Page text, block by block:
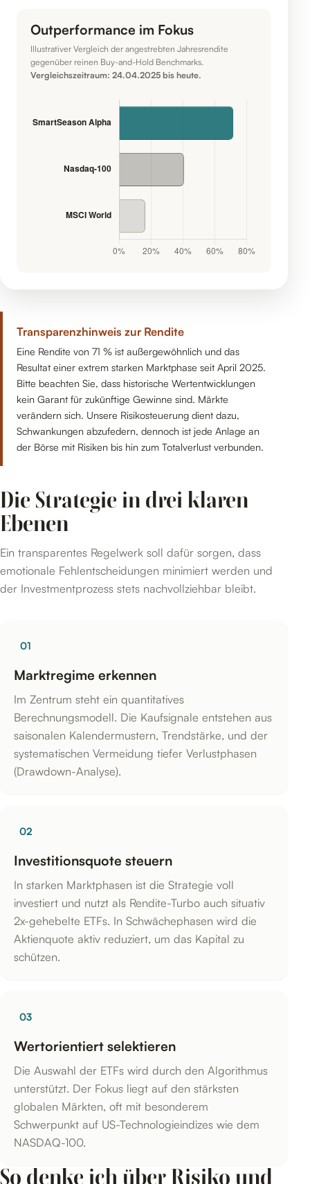
Outperformance im Fokus
Illustrativer Vergleich der angestrebten Jahresrendite
gegenüber reinen Buy-and-Hold Benchmarks.
Vergleichszeitraum: 24.04.2025 bis heute.
Transparenzhinweis zur Rendite
Eine Rendite von 71 % ist außergewöhnlich und das
Resultat einer extrem starken Marktphase seit April 2025.
Bitte beachten Sie, dass historische Wertentwicklungen
kein Garant für zukünftige Gewinne sind. Märkte
verändern sich. Unsere Risikosteuerung dient dazu,
Schwankungen abzufedern, dennoch ist jede Anlage an
der Börse mit Risiken bis hin zum Totalverlust verbunden.
Die Strategie in drei klaren
Ebenen
Ein transparentes Regelwerk soll dafür sorgen, dass
emotionale Fehlentscheidungen minimiert werden und
der Investmentprozess stets nachvollziehbar bleibt.
01
Marktregime erkennen
Im Zentrum steht ein quantitatives
Berechnungsmodell. Die Kaufsignale entstehen aus
saisonalen Kalendermustern, Trendstärke, und der
systematischen Vermeidung tiefer Verlustphasen
(Drawdown-Analyse).
02
Investitionsquote steuern
In starken Marktphasen ist die Strategie voll
investiert und nutzt als Rendite-Turbo auch situativ
2x-gehebelte ETFs. In Schwächephasen wird die
Aktienquote aktiv reduziert, um das Kapital zu
schützen.
03
Wertorientiert selektieren
Die Auswahl der ETFs wird durch den Algorithmus
unterstützt. Der Fokus liegt auf den stärksten
globalen Märkten, oft mit besonderem
Schwerpunkt auf US-Technologieindizes wie dem
NASDAQ-100.
So denke ich über Risiko und